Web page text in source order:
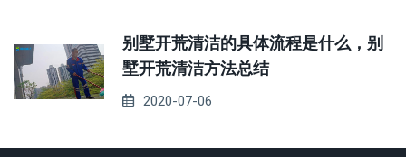
别墅开荒清洁的具体流程是什么，别
墅开荒清洁方法总结
2020-07-06